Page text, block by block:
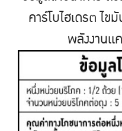
คาร์โบไฮเดรต ไ
พลังงานเ